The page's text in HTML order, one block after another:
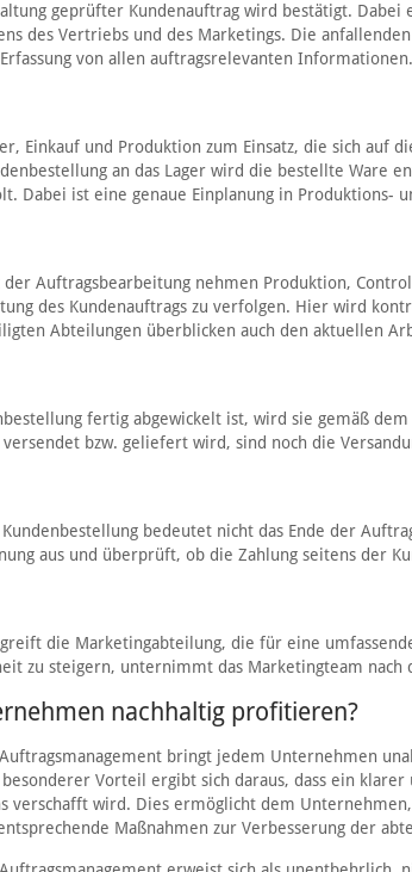
geprüfter Kundenauftrag wird bestätigt.
des Vertriebs und des Marketings. Die
von allen auftragsrelevanten Informationen.
Einkauf und Produktion zum Einsatz, die sich auf
an das Lager wird die bestellte Ware
Dabei ist eine genaue Einplanung in Produktions-
Auftragsbearbeitung nehmen Produktion,
des Kundenauftrags zu verfolgen. Hier wird
Abteilungen überblicken auch den aktuellen
fertig abgewickelt ist, wird sie gemäß
bzw. geliefert wird, sind noch die
bedeutet nicht das Ende der
aus und überprüft, ob die Zahlung seitens der
die Marketingabteilung, die für eine
zu steigern, unternimmt das Marketingteam
nachhaltig profitieren?
bringt jedem Unternehmen
Vorteil ergibt sich daraus, dass ein
verschafft wird. Dies ermöglicht dem
Maßnahmen zur Verbesserung der